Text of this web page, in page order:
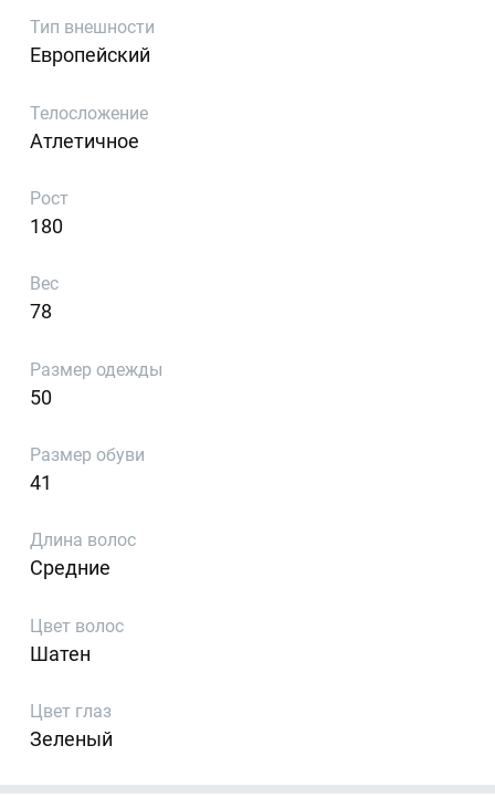
Тип внешности
Европейский
Телосложение
Атлетичное
Рост
180
Вес
78
Размер одежды
50
Размер обуви
41
Длина волос
Средние
Цвет волос
Шатен
Цвет глаз
Зеленый